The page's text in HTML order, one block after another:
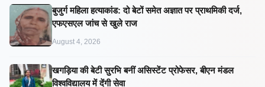
बुजुर्ग महिला हत्याकांड: दो बेटों समेत अज्ञात पर प्राथमिकी दर्ज,
एफएसएल जांच से खुले राज
August 4, 2026
खगड़िया की बेटी सुरभि बनीं असिस्टेंट प्रोफेसर, बीएन मंडल
विश्वविद्यालय में देंगी सेवा